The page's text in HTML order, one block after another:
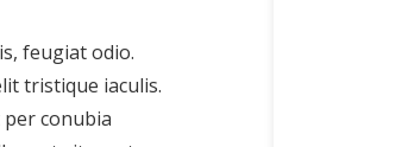
feugiat odio.
tristique iaculis.
conubia